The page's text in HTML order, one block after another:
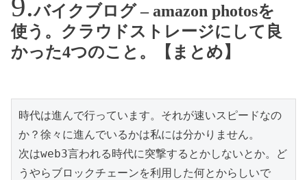
バイクブログ – amazon photosを
使う。クラウドストレージにして良
かった4つのこと。【まとめ】
時代は進んで行っています。それが速いスピードなの
か？徐々に進んでいるかは私には分かりません。
次はweb3言われる時代に突撃するとかしないとか。ど
うやらブロックチェーンを利用した何とからしいで